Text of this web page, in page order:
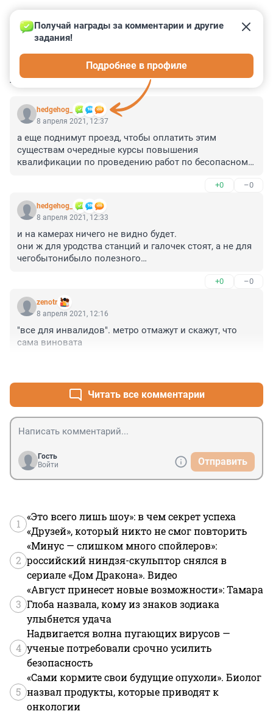
КОММЕНТАРИИ 4
hedgehog_
Получай награды за комментарии и другие
задания!
Подробнее в профиле
8 апреля 2021, 12:37
а еще поднимут проезд, чтобы оплатить этим
существам очередные курсы повышения
квалификации по проведению работ по бесопасному
+0 –0
hedgehog_
8 апреля 2021, 12:33
и на камерах ничего не видно будет.
они ж для уродства станций и галочек стоят, а не для
чегобытонибыло полезного
+0 –0
zenotr
8 апреля 2021, 12:16
"все для инвалидов". метро отмажут и скажут, что
сама виновата
Читать все комментарии
Гость
Войти
Отправить
1
«Это всего лишь шоу»: в чем секрет успеха
«Друзей», который никто не смог повторить
2
«Минус — слишком много спойлеров»:
российский ниндзя-скульптор снялся в
сериале «Дом Дракона». Видео
3
«Август принесет новые возможности»: Тамара
Глоба назвала, кому из знаков зодиака
улыбнется удача
4
Надвигается волна пугающих вирусов —
ученые потребовали срочно усилить
безопасность
5
«Сами кормите свои будущие опухоли». Биолог
назвал продукты, которые приводят к
онкологии